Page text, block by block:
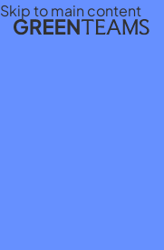
Skip to main content